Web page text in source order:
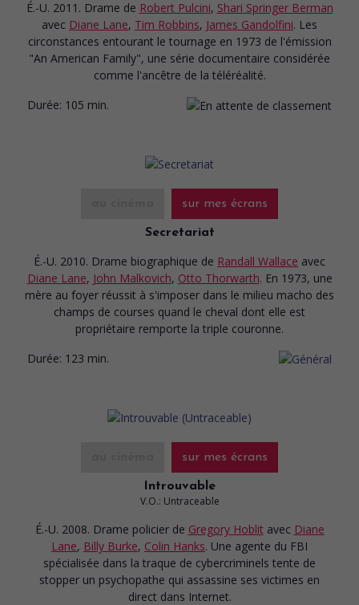
É.-U. 2011. Drame de Robert Pulcini, Shari Springer Berman
avec Diane Lane, Tim Robbins, James Gandolfini. Les
circonstances entourant le tournage en 1973 de l'émission
"An American Family", une série documentaire considérée
comme l'ancêtre de la téléréalité.
Durée: 105 min.
sur mes écrans
Secretariat
É.-U. 2010. Drame biographique de Randall Wallace avec
Diane Lane, John Malkovich, Otto Thorwarth. En 1973, une
mère au foyer réussit à s'imposer dans le milieu macho des
champs de courses quand le cheval dont elle est
propriétaire remporte la triple couronne.
Durée: 123 min.
sur mes écrans
Introuvable
V.O.: Untraceable
É.-U. 2008. Drame policier de Gregory Hoblit avec Diane
Lane, Billy Burke, Colin Hanks. Une agente du FBI
spécialisée dans la traque de cybercriminels tente de
stopper un psychopathe qui assassine ses victimes en
direct dans Internet.